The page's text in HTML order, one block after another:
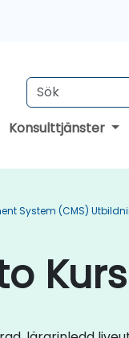
Konsulttjänster
System (CMS)